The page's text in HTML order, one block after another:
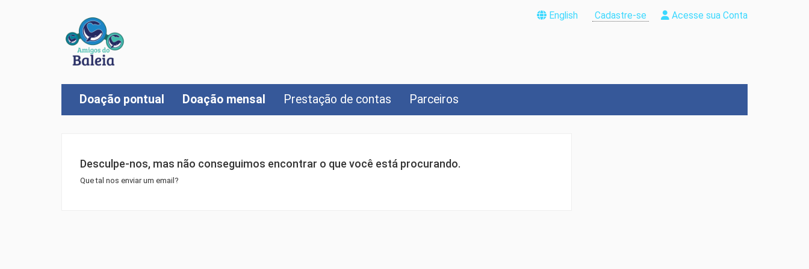
English Cadastre-se Acesse sua Conta
Doação pontual Doação mensal Prestação de contas Parceiros
Desculpe-nos, mas não conseguimos encontrar o que você está procurando.
Que tal nos enviar um email?